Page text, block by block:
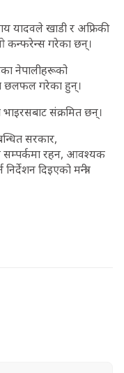
राय यादवले खाडी र अफ्रिकी
कन्फरेन्स गरेका छन्।
नेपालीहरूको
छलफल गरेका हुन्।
भाइरसबाट संक्रमित छन्।
सरकार,
सम्पर्कमा रहन, आवश्यक
दिइएको मन्त्री